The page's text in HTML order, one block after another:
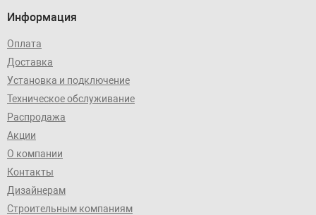
Информация
Оплата
Доставка
Установка и подключение
Техническое обслуживание
Распродажа
Акции
О компании
Контакты
Дизайнерам
Строительным компаниям